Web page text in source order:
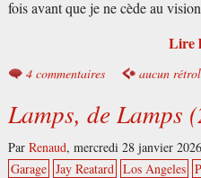
fois avant que je ne cède au
Lire
4 commentaires aucun
Lamps, de Lamps
Par Renaud, mercredi 28 janvier
Garage Jay Reatard Los Angeles